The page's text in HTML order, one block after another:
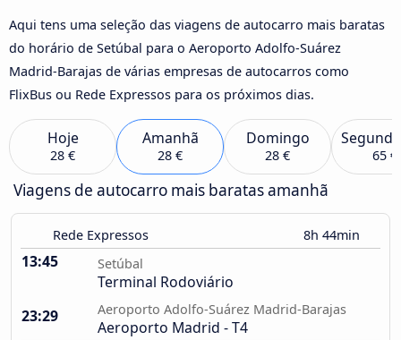
Aqui tens uma seleção das viagens de autocarro mais baratas
do horário de Setúbal para o Aeroporto Adolfo-Suárez
Madrid-Barajas de várias empresas de autocarros como
FlixBus ou Rede Expressos para os próximos dias.
Hoje
28 €
Amanhã
28 €
Domingo
28 € 65 €
Viagens de autocarro mais baratas amanhã
Rede Expressos 8h 44min
13:45 Setúbal
Terminal Rodoviário
23:29
Aeroporto Adolfo-Suárez Madrid-Barajas
Aeroporto Madrid - T4